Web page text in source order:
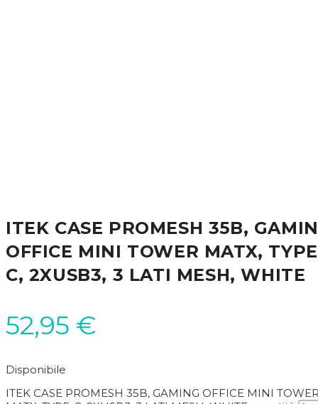
ITEK CASE PROMESH 35B,
OFFICE MINI TOWER MATX,
C, 2XUSB3, 3 LATI MESH, WHITE
52,95 €
Disponibile
ITEK CASE PROMESH 35B, GAMING OFFICE MINI TOWER